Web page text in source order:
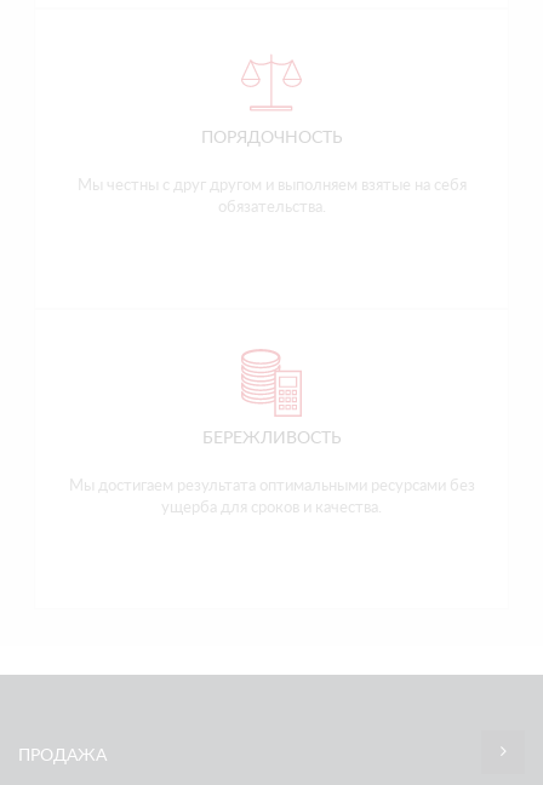
ПОРЯДОЧНОСТЬ
Мы честны с друг другом и выполняем взятые на себя
обязательства.
БЕРЕЖЛИВОСТЬ
Мы достигаем результата оптимальными ресурсами без
ущерба для сроков и качества.
ПРОДАЖА